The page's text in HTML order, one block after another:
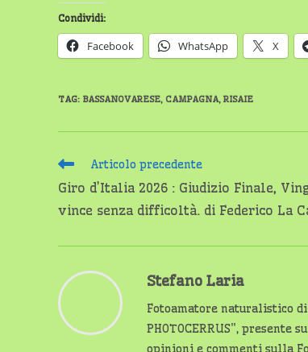
Condividi:
Facebook WhatsApp X
TAG: BASSANOVARESE, CAMPAGNA, RISAIE
Leggi
articoli
Articolo precedente
Giro d’Italia 2026 : Giudizio Finale,
vince senza difficoltà. di Federico La
Stefano Laria
Fotoamatore naturalistico
PHOTOCERRUS", presente
opinioni e commenti sulla